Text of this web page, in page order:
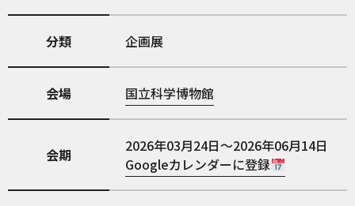
分類 企画展
会場 国立科学博物館
会期
2026年03月24日～2026年06月14日
Googleカレンダーに登録